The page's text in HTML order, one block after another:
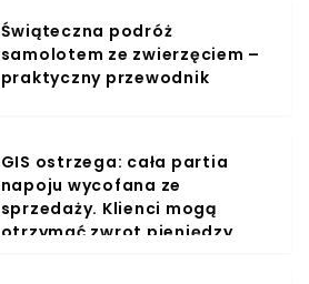
Świąteczna podróż
samolotem ze zwierzęciem –
praktyczny przewodnik
GIS ostrzega: cała partia
napoju wycofana ze
sprzedaży. Klienci mogą
otrzymać zwrot pieniędzy